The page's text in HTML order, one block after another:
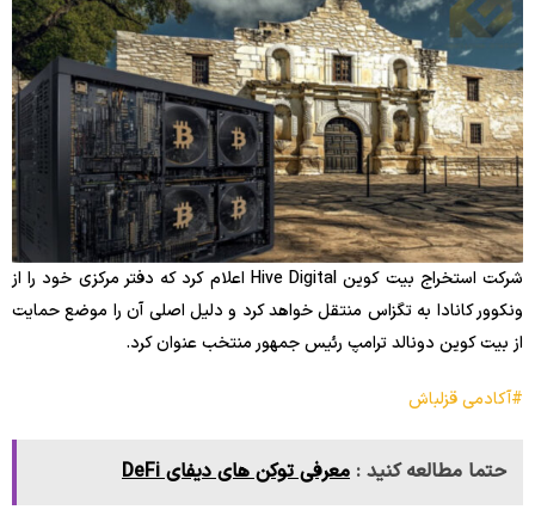
شرکت استخراج بیت کوین Hive Digital اعلام کرد که دفتر مرکزی خود را از
ونکوور کانادا به تگزاس منتقل خواهد کرد و دلیل اصلی آن را موضع حمایت
از بیت کوین دونالد ترامپ رئیس جمهور منتخب عنوان کرد.
#آکادمی قزلباش
حتما مطالعه کنید : معرفی توکن های دیفای DeFi